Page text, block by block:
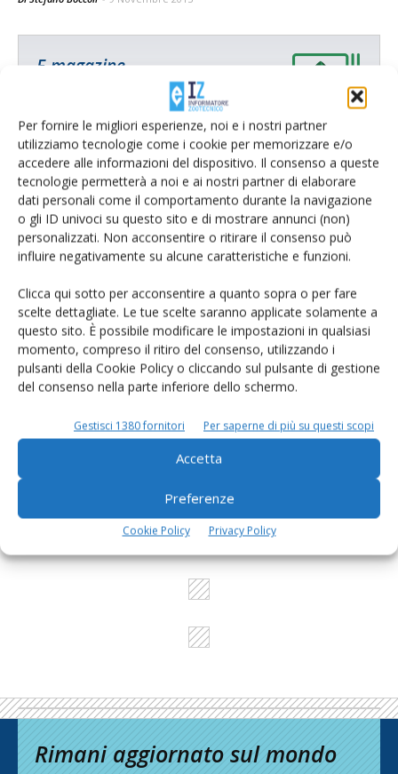
Per fornire le migliori esperienze, noi e i nostri partner
utilizziamo tecnologie come i cookie per memorizzare e/o
accedere alle informazioni del dispositivo. Il consenso a queste
tecnologie permetterà a noi e ai nostri partner di elaborare
dati personali come il comportamento durante la navigazione
o gli ID univoci su questo sito e di mostrare annunci (non)
personalizzati. Non acconsentire o ritirare il consenso può
influire negativamente su alcune caratteristiche e funzioni.
Clicca qui sotto per acconsentire a quanto sopra o per fare
scelte dettagliate. Le tue scelte saranno applicate solamente a
questo sito. È possibile modificare le impostazioni in qualsiasi
momento, compreso il ritiro del consenso, utilizzando i
pulsanti della Cookie Policy o cliccando sul pulsante di gestione
del consenso nella parte inferiore dello schermo.
Gestisci 1380 fornitori Per saperne di più su questi scopi
Accetta
Preferenze
Cookie Policy Privacy Policy
E-magazine
Tecniche, prodotti e servizi dalle aziende
Catalogo Aziende e Prodotti
Un modo semplice per cercare un'azienda o un
prodotto!
Cerca adesso
L'Esperto risponde
Cerca adesso
Rimani aggiornato sul mondo